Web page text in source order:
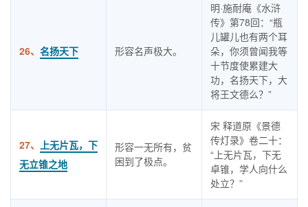
26、 名扬天下 形容名声极大。
明·施耐庵《水浒
传》第78回：“瓶
儿罐儿也有两个耳
朵，你须曾闻我等
十节度使累建大
功，名扬天下，大
将王文德么？”
27、 上无片瓦，下
无立锥之地
形容一无所有，贫
困到了极点。
宋 释道原《景德
传灯录》卷二十：
“上无片瓦，下无
卓锥，学人向什么
处立？”